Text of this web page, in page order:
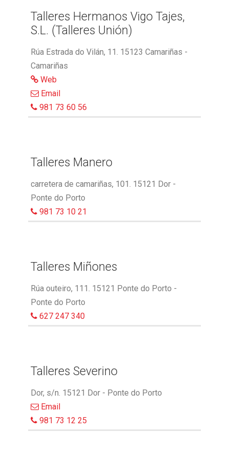
Talleres Hermanos Vigo Tajes,
S.L. (Talleres Unión)
Rúa Estrada do Vilán, 11. 15123 Camariñas -
Camariñas
Web
Email
981 73 60 56
Talleres Manero
carretera de camariñas, 101. 15121 Dor -
Ponte do Porto
981 73 10 21
Talleres Miñones
Rúa outeiro, 111. 15121 Ponte do Porto -
Ponte do Porto
627 247 340
Talleres Severino
Dor, s/n. 15121 Dor - Ponte do Porto
Email
981 73 12 25